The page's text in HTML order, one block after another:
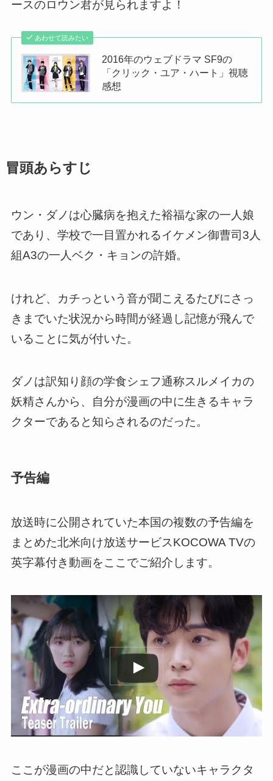
ースのロウン君が見られますよ！
あわせて読みたい
2016年のウェブドラマ SF9の
「クリック・ユア・ハート」視聴
感想
冒頭あらすじ
ウン・ダノは心臓病を抱えた裕福な家の一人娘
であり、学校で一目置かれるイケメン御曹司3人
組A3の一人ベク・キョンの許婚。
けれど、カチっという音が聞こえるたびにさっ
きまでいた状況から時間が経過し記憶が飛んで
いることに気が付いた。
ダノは訳知り顔の学食シェフ通称スルメイカの
妖精さんから、自分が漫画の中に生きるキャラ
クターであると知らされるのだった。
予告編
放送時に公開されていた本国の複数の予告編を
まとめた北米向け放送サービスKOCOWA TVの
英字幕付き動画をここでご紹介します。
この動画を YouTube で視聴
ここが漫画の中だと認識していないキャラクタ